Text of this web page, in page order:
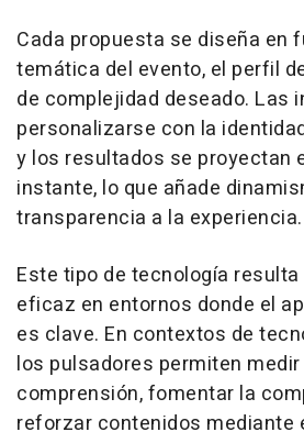
Cada propuesta se diseña en
temática del evento, el perfil
de complejidad deseado. Las
personalizarse con la
y los resultados se proyectan
instante, lo que añade
transparencia a la experiencia.
Este tipo de tecnología
eficaz en entornos donde el
es clave. En contextos de
los pulsadores permiten medir
comprensión, fomentar la
reforzar contenidos mediante